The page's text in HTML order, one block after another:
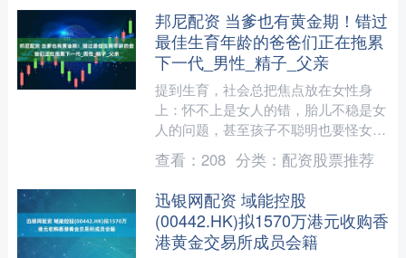
邦尼配资 当爹也有黄金期！错过
最佳生育年龄的爸爸们正在拖累
下一代_男性_精子_父亲
提到生育，社会总把焦点放在女性身
上：怀不上是女人的错，胎儿不稳是女
人的问题，甚至孩子不聪明也要怪女
人。但你知道吗？男性作为生育链上的
重要一环，对受孕成功率和后代....
查看： 208 分类： 配资股票推荐
迅银网配资 域能控股
(00442.HK)拟1570万港元收购香
港黄金交易所成员会籍